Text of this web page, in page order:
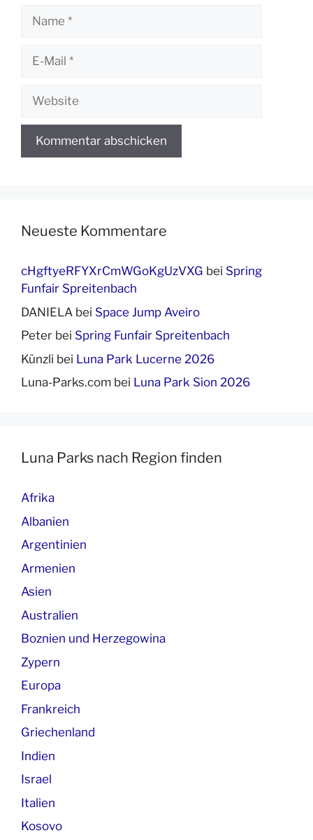
Name
Website
Neueste Kommentare
cHgftyeRFYXrCmWGoKgUzVXG bei Spring
Funfair Spreitenbach
DANIELA bei Space Jump Aveiro
Peter bei Spring Funfair Spreitenbach
Künzli bei Luna Park Lucerne 2026
Luna-Parks.com bei Luna Park Sion 2026
Luna Parks nach Region finden
Afrika
Albanien
Argentinien
Armenien
Asien
Australien
Boznien und Herzegowina
Zypern
Europa
Frankreich
Griechenland
Indien
Israel
Italien
Kosovo